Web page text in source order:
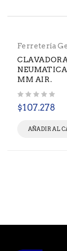
Ferretería
NEUMATICA
MM AIR.
$107.278
AÑADIR AL